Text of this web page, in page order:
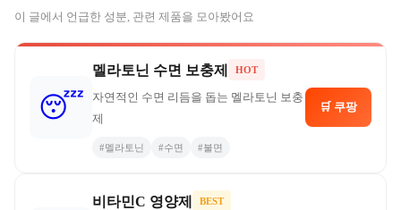
이 글에서 언급한 성분, 관련 제품을 모아봤어요
😴
멜라토닌 수면 보충제 HOT
자연적인 수면 리듬을 돕는 멜라토닌 보충
제
#멜라토닌 #수면 #불면
🛒 쿠팡
비타민C 영양제 BEST